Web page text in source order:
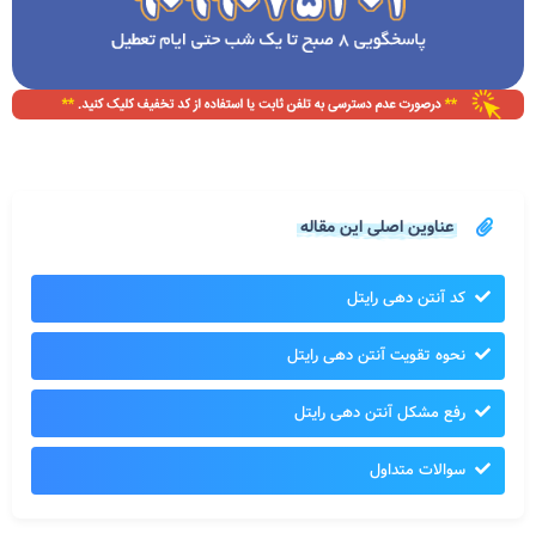
عناوین اصلی این مقاله
کد آنتن دهی رایتل
نحوه تقویت آنتن دهی رایتل
رفع مشکل آنتن دهی رایتل
سوالات متداول